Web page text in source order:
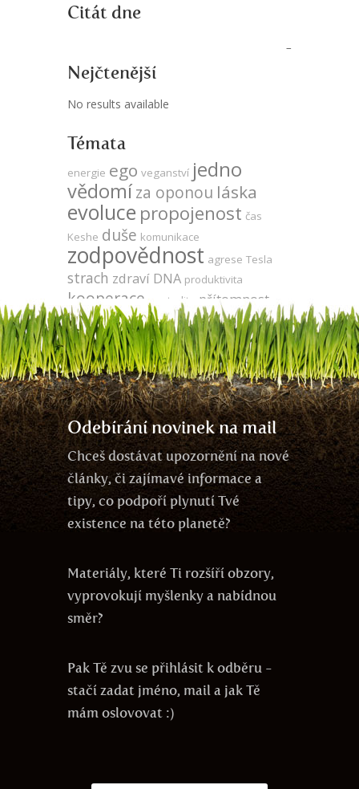
Citát dne
Nejčtenější
No results available
Témata
energie ego veganství jedno
vědomíza oponou láska
evoluce propojenost čas
Keshe duše komunikace
zodpovědnost agrese Tesla
strach zdraví DNA produktivita
kooperace neutralita přítomnost
sója udržitelnost utrpení léčení síla
Země vývoj volná energie vegetariánství
gmo odlesňování energie zdarma meditace
mysl
Odebírání novinek na mail
Chceš dostávat upozornění na nové
články, či zajímavé informace a
tipy, co podpoří plynutí Tvé
existence na této planetě?
Materiály, které Ti rozšíří obzory,
vyprovokují myšlenky a nabídnou
směr?
Pak Tě zvu se přihlásit k odběru -
stačí zadat jméno, mail a jak Tě
mám oslovovat :)